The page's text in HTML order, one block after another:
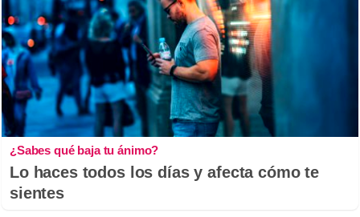
¿Sabes qué baja tu ánimo?
Lo haces todos los días y afecta cómo te
sientes